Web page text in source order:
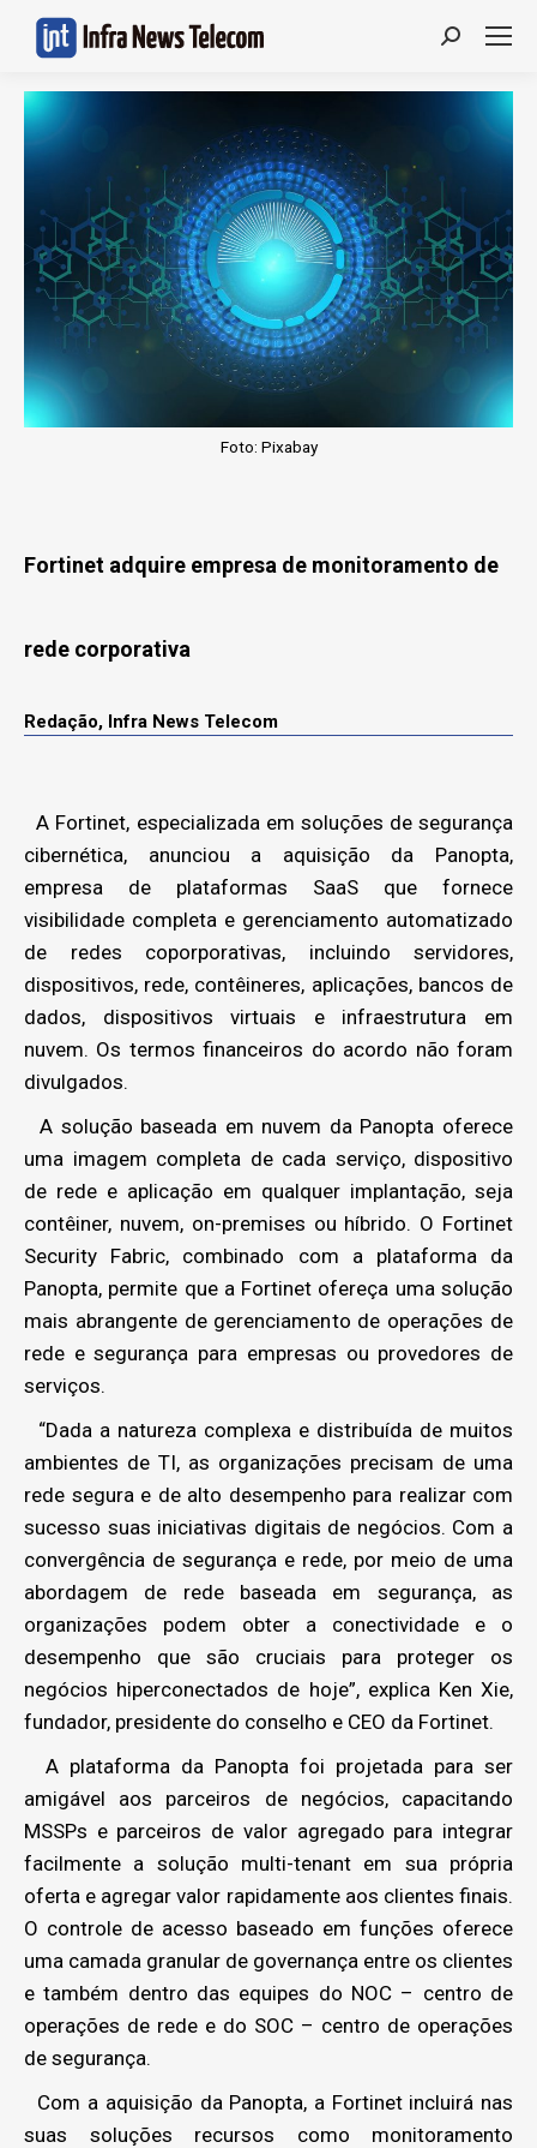
Search:
Foto: Pixabay
Fortinet adquire empresa de monitoramento de
rede corporativa
Redação, Infra News Telecom
A Fortinet, especializada em soluções de segurança
cibernética, anunciou a aquisição da Panopta,
empresa de plataformas SaaS que fornece
visibilidade completa e gerenciamento automatizado
de redes coporporativas, incluindo servidores,
dispositivos, rede, contêineres, aplicações, bancos de
dados, dispositivos virtuais e infraestrutura em
nuvem. Os termos financeiros do acordo não foram
divulgados.
A solução baseada em nuvem da Panopta oferece
uma imagem completa de cada serviço, dispositivo
de rede e aplicação em qualquer implantação, seja
contêiner, nuvem, on-premises ou híbrido. O Fortinet
Security Fabric, combinado com a plataforma da
Panopta, permite que a Fortinet ofereça uma solução
mais abrangente de gerenciamento de operações de
rede e segurança para empresas ou provedores de
serviços.
“Dada a natureza complexa e distribuída de muitos
ambientes de TI, as organizações precisam de uma
rede segura e de alto desempenho para realizar com
sucesso suas iniciativas digitais de negócios. Com a
convergência de segurança e rede, por meio de uma
abordagem de rede baseada em segurança, as
organizações podem obter a conectividade e o
desempenho que são cruciais para proteger os
negócios hiperconectados de hoje”, explica Ken Xie,
fundador, presidente do conselho e CEO da Fortinet.
A plataforma da Panopta foi projetada para ser
amigável aos parceiros de negócios, capacitando
MSSPs e parceiros de valor agregado para integrar
facilmente a solução multi-tenant em sua própria
oferta e agregar valor rapidamente aos clientes finais.
O controle de acesso baseado em funções oferece
uma camada granular de governança entre os clientes
e também dentro das equipes do NOC – centro de
operações de rede e do SOC – centro de operações
de segurança.
Com a aquisição da Panopta, a Fortinet incluirá nas
suas soluções recursos como monitoramento